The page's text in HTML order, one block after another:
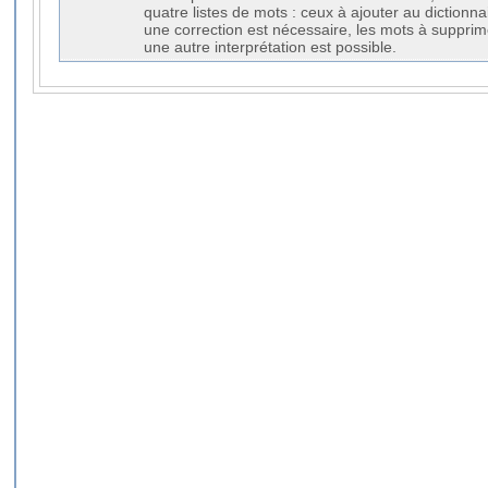
quatre listes de mots : ceux à ajouter au
une correction est nécessaire, les mots à
une autre interprétation est possible.